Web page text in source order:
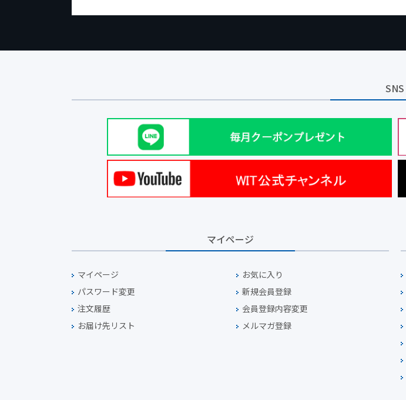
SNS
マイページ
マイページ
お気に入り
パスワード変更
新規会員登録
注文履歴
会員登録内容変更
お届け先リスト
メルマガ登録